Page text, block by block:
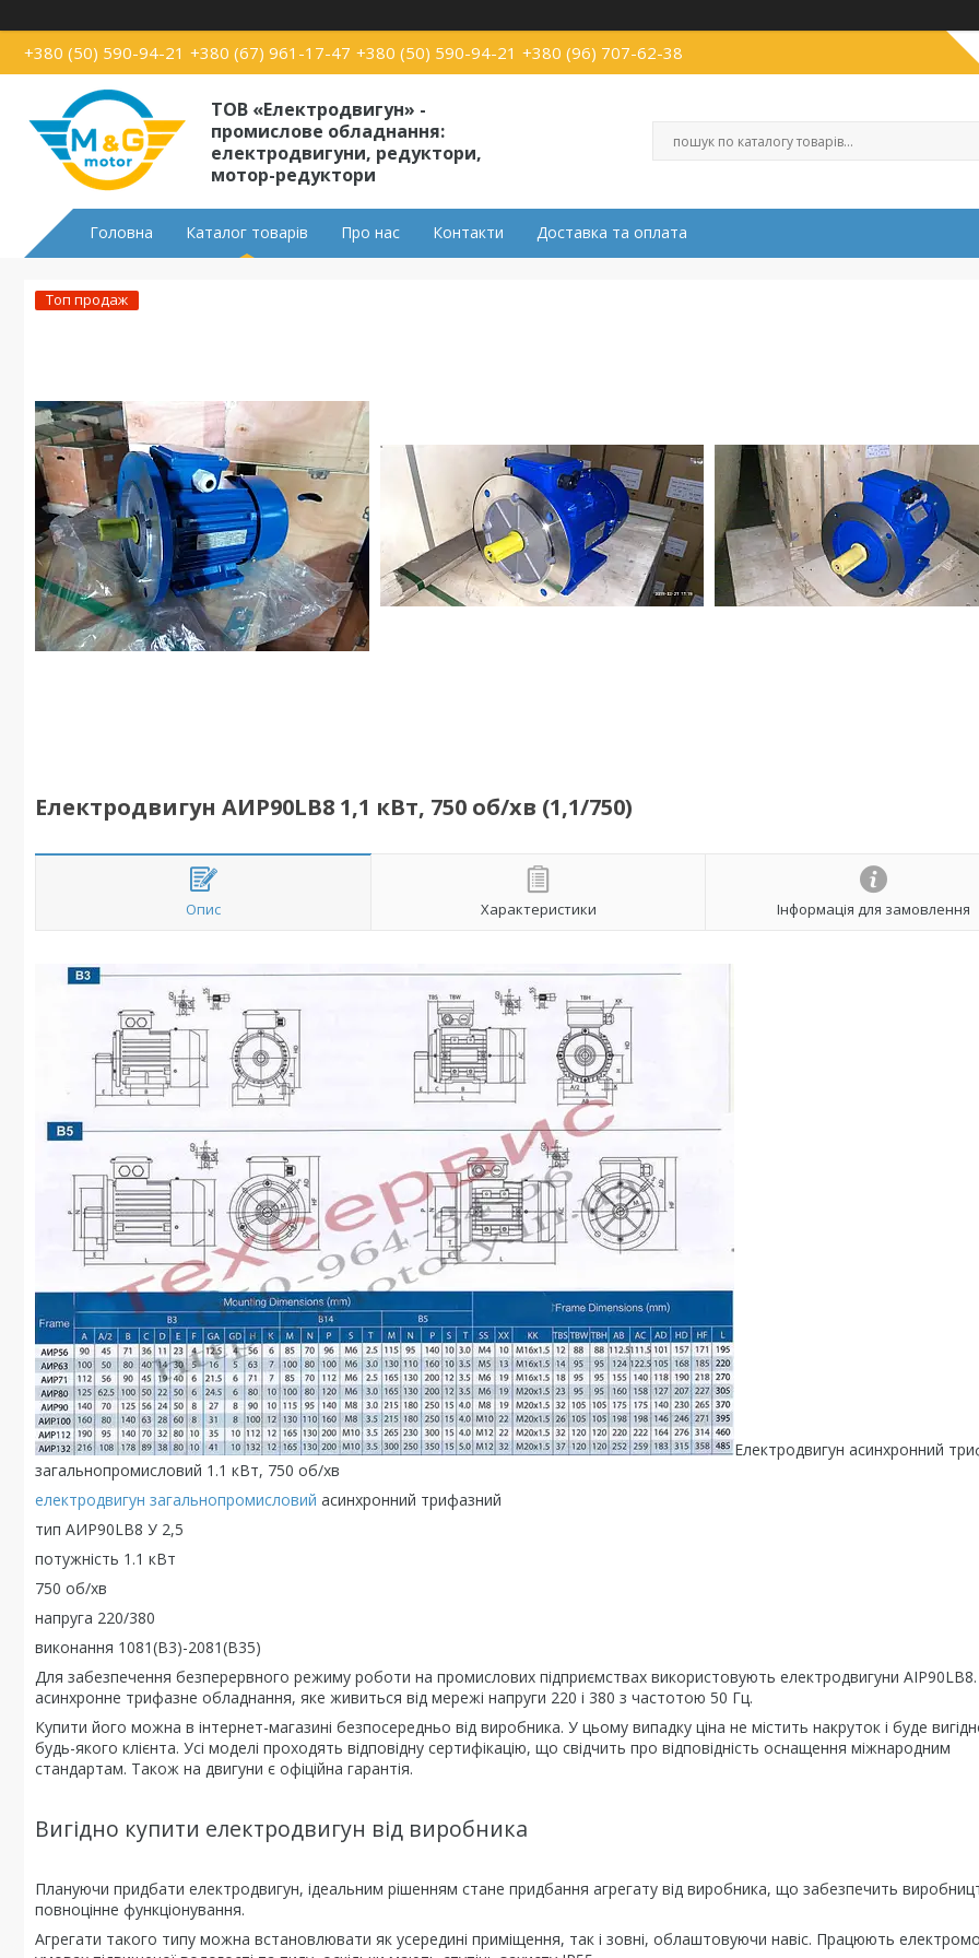
+380 (50) 590-94-21 +380 (67) 961-17-47 +380 (50) 590-94-21 +380 (96) 707-62-38
ТОВ «Електродвигун» -
промислове обладнання:
електродвигуни, редуктори,
мотор-редуктори
Головна Каталог товарів Про нас Контакти Доставка та оплата
Топ продаж
Електродвигун АИР90LB8 1,1 кВт, 750 об/хв (1,1/750)
Опис Характеристики Інформація для замовлення
Електродвигун асинхронний
загальнопромисловий 1.1 кВт, 750 об/хв
електродвигун загальнопромисловий асинхронний трифазний
тип АИР90LB8 У 2,5
потужність 1.1 кВт
750 об/хв
напруга 220/380
виконання 1081(В3)-2081(В35)
Для забезпечення безперервного режиму роботи на промислових підприємствах використовують електродвигуни
асинхронне трифазне обладнання, яке живиться від мережі напруги 220 і 380 з частотою 50 Гц.
Купити його можна в інтернет-магазині безпосередньо від виробника. У цьому випадку ціна не містить накруток і буде
будь-якого клієнта. Усі моделі проходять відповідну сертифікацію, що свідчить про відповідність оснащення міжнародним
стандартам. Також на двигуни є офіційна гарантія.
Вигідно купити електродвигун від виробника
Плануючи придбати електродвигун, ідеальним рішенням стане придбання агрегату від виробника, що забезпечить
повноцінне функціонування.
Агрегати такого типу можна встановлювати як усередині приміщення, так і зовні, облаштовуючи навіс. Працюють